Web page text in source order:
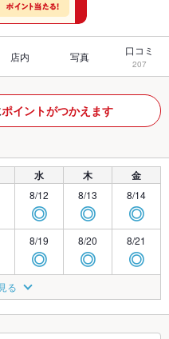
店内 写真 口コミ
207
ポイントがつかえます
水 木 金
8/12
◎
8/13
◎
8/14
◎
8/19
◎
8/20
◎
8/21
◎
8/26
◎ ◎ ◎
9/2 9/3 9/4
る